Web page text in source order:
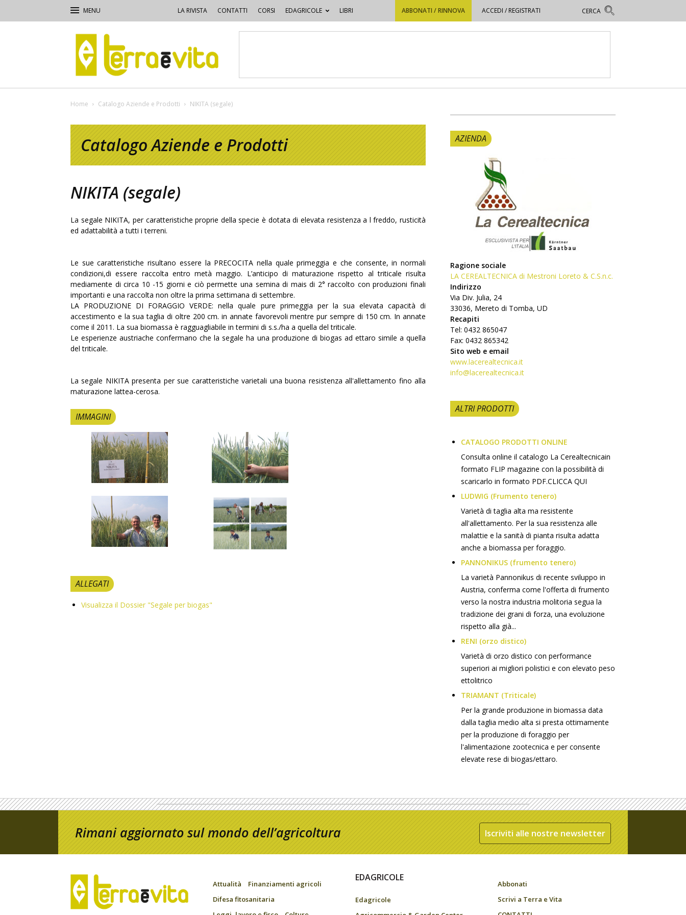
LA RIVISTA CONTATTI CORSI EDAGRICOLE LIBRI ABBONATI / RINNOVA ACCEDI / REGISTRATI
e
Vita
Home Catalogo Aziende e Prodotti NIKITA (segale)
Catalogo Aziende e Prodotti
NIKITA (segale)
La segale NIKITA, per caratteristiche proprie della specie è dotata di elevata resistenza a l freddo, rusticità
ed adattabilità a tutti i terreni.
Le sue caratteristiche risultano essere la PRECOCITA nella quale primeggia e che consente, in normali
condizioni,di essere raccolta entro metà maggio. L’anticipo di maturazione rispetto al triticale risulta
mediamente di circa 10 -15 giorni e ciò permette una semina di mais di 2° raccolto con produzioni finali
importanti e una raccolta non oltre la prima settimana di settembre.
LA PRODUZIONE DI FORAGGIO VERDE: nella quale pure primeggia per la sua elevata capacità di
accestimento e la sua taglia di oltre 200 cm. in annate favorevoli mentre pur sempre di 150 cm. In annate
come il 2011. La sua biomassa è ragguagliabile in termini di s.s./ha a quella del triticale.
Le esperienze austriache confermano che la segale ha una produzione di biogas ad ettaro simile a quella
del triticale.
La segale NIKITA presenta per sue caratteristiche varietali una buona resistenza all'allettamento fino alla
maturazione lattea-cerosa.
IMMAGINI
ALLEGATI
Visualizza il Dossier "Segale per biogas"
AZIENDA
Ragione sociale
LA CEREALTECNICA di Mestroni Loreto & C.S.n.c.
Indirizzo
Via Div. Julia, 24
33036, Mereto di Tomba, UD
Recapiti
Tel: 0432 865047
Fax: 0432 865342
Sito web e email
www.lacerealtecnica.it
info@lacerealtecnica.it
ALTRI PRODOTTI
CATALOGO PRODOTTI ONLINE
Consulta online il catalogo La Cerealtecnicain
formato FLIP magazine con la possibilità di
scaricarlo in formato PDF.CLICCA QUI
LUDWIG (Frumento tenero)
Varietà di taglia alta ma resistente
all'allettamento. Per la sua resistenza alle
malattie e la sanità di pianta risulta adatta
anche a biomassa per foraggio.
PANNONIKUS (frumento tenero)
La varietà Pannonikus di recente sviluppo in
Austria, conferma come l'offerta di frumento
verso la nostra industria molitoria segua la
tradizione dei grani di forza, una evoluzione
rispetto alla già...
RENI (orzo distico)
Varietà di orzo distico con performance
superiori ai migliori polistici e con elevato peso
ettolitrico
TRIAMANT (Triticale)
Per la grande produzione in biomassa data
dalla taglia medio alta si presta ottimamente
per la produzione di foraggio per
l'alimentazione zootecnica e per consente
elevate rese di biogas/ettaro.
Rimani aggiornato sul mondo dell’agricoltura Iscriviti alle nostre newsletter
Attualità
Finanziamenti agricoli
Difesa fitosanitaria
EDAGRICOLE
Edagricole
Abbonati
Scrivi a Terra e Vita